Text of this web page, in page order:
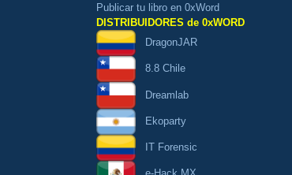
Publicar tu libro en 0xWord
DISTRIBUIDORES de 0xWORD
DragonJAR
8.8 Chile
Dreamlab
Ekoparty
IT Forensic